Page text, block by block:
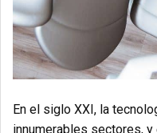
En el siglo XXI, la
innumerables sectores,